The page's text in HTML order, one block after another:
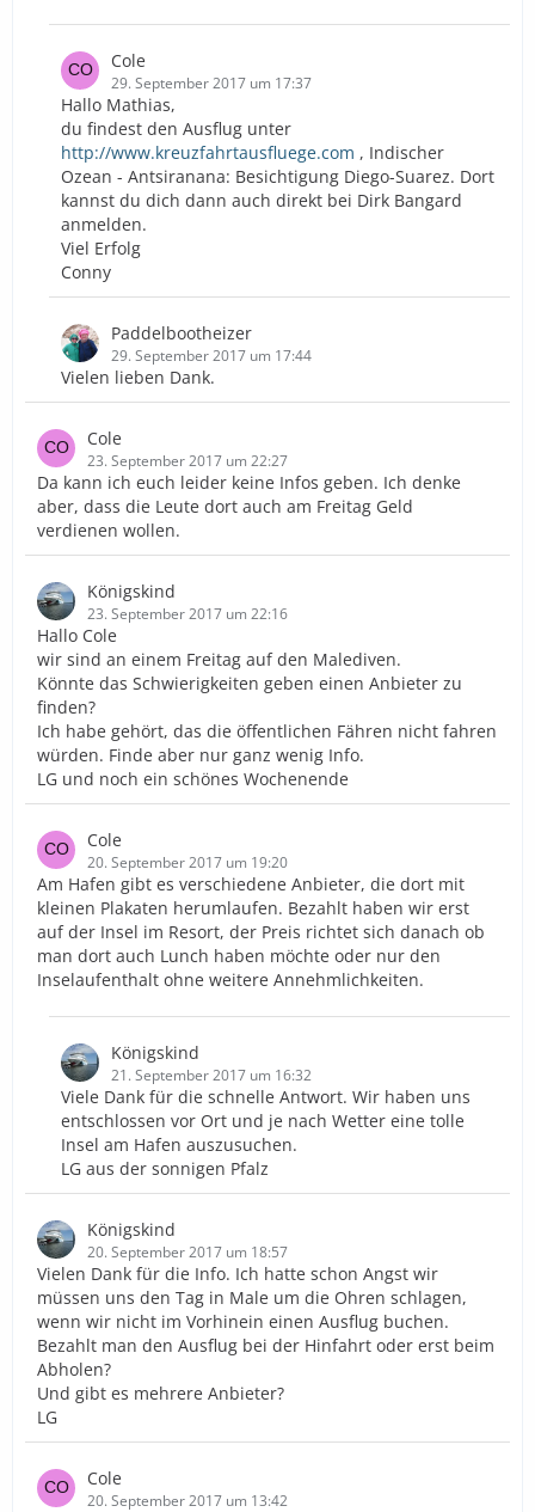
Cole
29. September 2017 um 17:37
Hallo Mathias,
du findest den Ausflug unter
http://www.kreuzfahrtausfluege.com , Indischer
Ozean - Antsiranana: Besichtigung Diego-Suarez. Dort
kannst du dich dann auch direkt bei Dirk Bangard
anmelden.
Viel Erfolg
Conny
Paddelbootheizer
29. September 2017 um 17:44
Vielen lieben Dank.
Cole
23. September 2017 um 22:27
Da kann ich euch leider keine Infos geben. Ich denke
aber, dass die Leute dort auch am Freitag Geld
verdienen wollen.
Königskind
23. September 2017 um 22:16
Hallo Cole
wir sind an einem Freitag auf den Malediven.
Könnte das Schwierigkeiten geben einen Anbieter zu
finden?
Ich habe gehört, das die öffentlichen Fähren nicht fahren
würden. Finde aber nur ganz wenig Info.
LG und noch ein schönes Wochenende
Cole
20. September 2017 um 19:20
Am Hafen gibt es verschiedene Anbieter, die dort mit
kleinen Plakaten herumlaufen. Bezahlt haben wir erst
auf der Insel im Resort, der Preis richtet sich danach ob
man dort auch Lunch haben möchte oder nur den
Inselaufenthalt ohne weitere Annehmlichkeiten.
Königskind
21. September 2017 um 16:32
Viele Dank für die schnelle Antwort. Wir haben uns
entschlossen vor Ort und je nach Wetter eine tolle
Insel am Hafen auszusuchen.
LG aus der sonnigen Pfalz
Königskind
20. September 2017 um 18:57
Vielen Dank für die Info. Ich hatte schon Angst wir
müssen uns den Tag in Male um die Ohren schlagen,
wenn wir nicht im Vorhinein einen Ausflug buchen.
Bezahlt man den Ausflug bei der Hinfahrt oder erst beim
Abholen?
Und gibt es mehrere Anbieter?
LG
Cole
20. September 2017 um 13:42